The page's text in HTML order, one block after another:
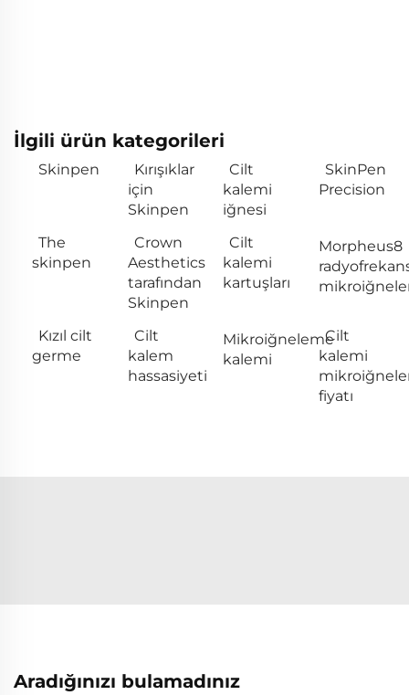
İlgili ürün kategorileri
Skinpen
Kırışıklar
için
Skinpen
Cilt
kalemi
iğnesi
SkinPen
Precision
The
skinpen
Crown
Aesthetics
tarafından
Skinpen
Cilt
kalemi
kartuşları
Morpheus8
Kızıl cilt
germe
Cilt
kalem
hassasiyeti
Mikroiğneleme
kalemi
Cilt
kalemi
fiyatı
Aradığınızı bulamadınız